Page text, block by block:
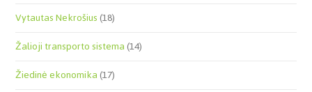
Vytautas Nekrošius(18)
Žalioji transporto sistema(14)
Žiedinė ekonomika(17)